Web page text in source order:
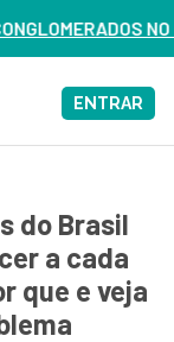
NO
ENTRAR
do Brasil
a cada
que e veja